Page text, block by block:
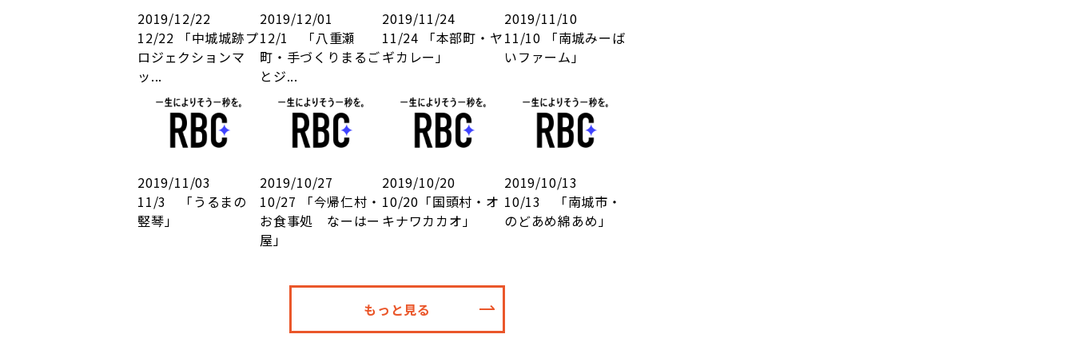
2019/12/22
12/22 「中城城跡プ
ロジェクションマ
ッ...
2019/12/01
12/1 「八重瀬
町・手づくりまるご
とジ...
2019/11/24
11/24 「本部町・ヤ
ギカレー」
2019/11/10
11/10 「南城みーば
いファーム」
2019/11/03
11/3 「うるまの
竪琴」
2019/10/27
10/27 「今帰仁村・
お食事処 なーはー
屋」
2019/10/20
10/20「国頭村・オ
キナワカカオ」
2019/10/13
10/13 「南城市・
のどあめ綿あめ」
もっと見る